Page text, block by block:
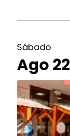
Sábado
Ago 22